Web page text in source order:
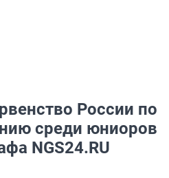
России по
среди юниоров
NGS24.RU